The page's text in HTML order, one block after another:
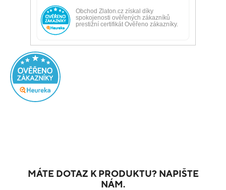
MÁTE DOTAZ K PRODUKTU? NAPIŠTE
NÁM.